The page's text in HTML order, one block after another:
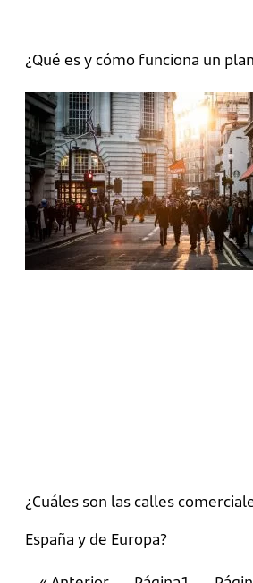
¿Qué es y cómo funciona un
¿Cuáles son las calles
España y de Europa?